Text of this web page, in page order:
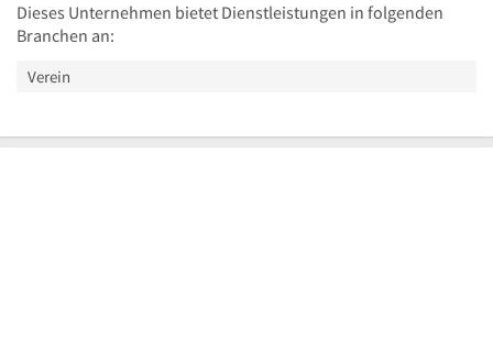
Dieses Unternehmen bietet Dienstleistungen in folgenden
Branchen an:
Verein